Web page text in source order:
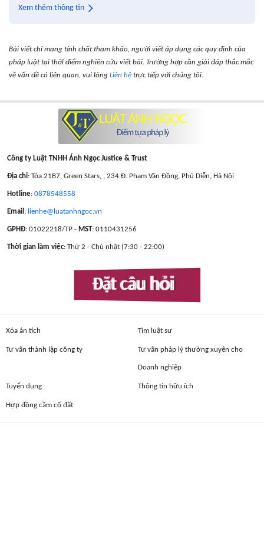
Xem thêm thông tin
Bài viết chỉ mang tính chất tham khảo, người viết áp dụng các quy định của
pháp luật tại thời điểm nghiên cứu viết bài. Trường hợp cần giải đáp thắc mắc
về vấn đề có liên quan, vui lòng Liên hệ trực tiếp với chúng tôi.
Công ty Luật TNHH Ánh Ngọc Justice & Trust
Địa chỉ: Tòa 21B7, Green Stars, , 234 Đ. Phạm Văn Đồng, Phú Diễn, Hà Nội
Hotline: 0878548558
Email : lienhe@luatanhngoc.vn
GPHĐ: 01022218/TP - MST: 0110431256
Thời gian làm việc: Thứ 2 - Chủ nhật (7:30 - 22:00)
Đặt câu hỏi
Xóa án tích Tìm luật sư
Tư vấn thành lập công ty Tư vấn pháp lý thường xuyên cho
Doanh nghiệp
Tuyển dụng Thông tin hữu ích
Hợp đồng cầm cố đất